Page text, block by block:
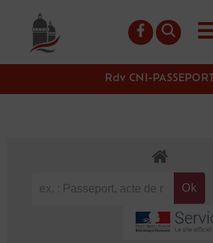
principal
Rdv CNI-PASSEPORT